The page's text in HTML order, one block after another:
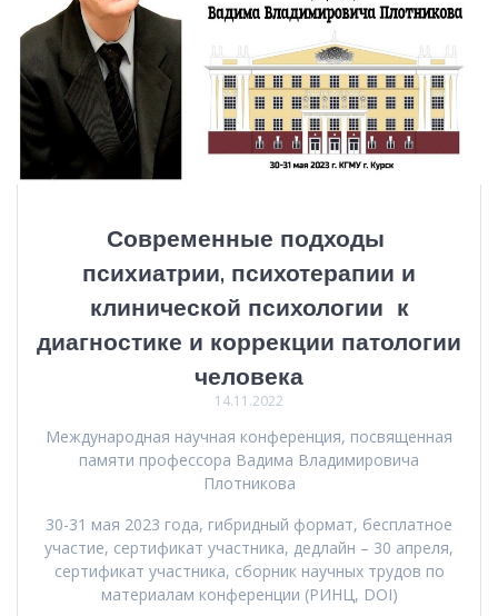
Современные подходы
психиатрии, психотерапии и
клинической психологии к
диагностике и коррекции патологии
человека
14.11.2022
Международная научная конференция, посвященная
памяти профессора Вадима Владимировича
Плотникова
30-31 мая 2023 года, гибридный формат, бесплатное
участие, сертификат участника, дедлайн – 30 апреля,
сертификат участника, сборник научных трудов по
материалам конференции (РИНЦ, DOI)